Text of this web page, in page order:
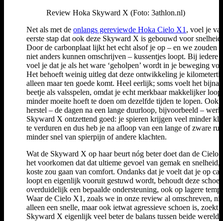
Review Hoka Skyward X (Foto: 3athlon.nl)
Net als met de onlangs gereviewde Hoka Cielo X1 , voel je
eerste stap dat ook deze Skyward X is gebouwd voor snelheid.
Door de carbonplaat lijkt het echt alsof je op – en we zouden
niet anders kunnen omschrijven – kussentjes loopt. Bij iedere
voel je dat je als het ware ‘geholpen’ wordt in je beweging
Het behoeft weinig uitleg dat deze ontwikkeling je
alleen maar ten goede komt. Heel eerlijk; soms voelt het bijna
beetje als valsspelen, omdat je echt merkbaar makkelijker
minder moeite hoeft te doen om dezelfde tijden te lopen. Ook
herstel – de dagen na een lange duurloop, bijvoorbeeld –
Skyward X ontzettend goed: je spieren krijgen veel minder
te verduren en dus heb je na afloop van een lange of zware
minder snel van spierpijn of andere klachten.
Wat de Skyward X op haar beurt nóg beter doet dan de Cielo
het voorkomen dat dat ultieme gevoel van gemak en snelheid,
koste zou gaan van comfort. Ondanks dat je voelt dat je op
loopt en eigenlijk vooruit gestuwd wordt, behoudt deze schoen
overduidelijk een bepaalde ondersteuning, ook op lagere
Waar de Cielo X1, zoals we in onze review al omschreven,
alleen een snelle, maar ook ietwat agressieve schoen is, zoekt
Skyward X eigenlijk veel beter de balans tussen beide